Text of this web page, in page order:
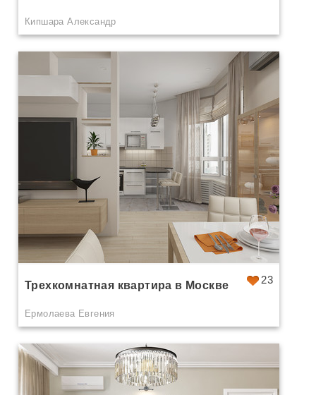
Кипшара Александр
23
Трехкомнатная квартира в Москве
Ермолаева Евгения